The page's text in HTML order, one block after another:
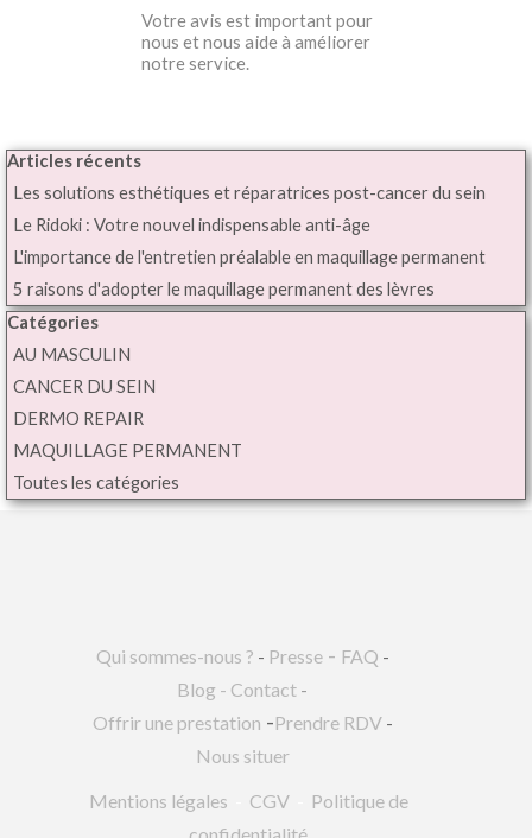
Votre avis est important pour
nous et nous aide à améliorer
notre service.
Sauter le bloc Articles récents
Articles récents
Les solutions esthétiques et réparatrices post-cancer du sein
Le Ridoki : Votre nouvel indispensable anti-âge
L'importance de l'entretien préalable en maquillage permanent
5 raisons d'adopter le maquillage permanent des lèvres
Sauter le bloc Catégories
Catégories
AU MASCULIN
CANCER DU SEIN
DERMO REPAIR
MAQUILLAGE PERMANENT
Toutes les catégories
Qui sommes-nous ? - Presse - FAQ -
Blog - Contact -
Offrir une prestation -Prendre RDV -
Nous situer
Mentions légales
CGV-
Politique de